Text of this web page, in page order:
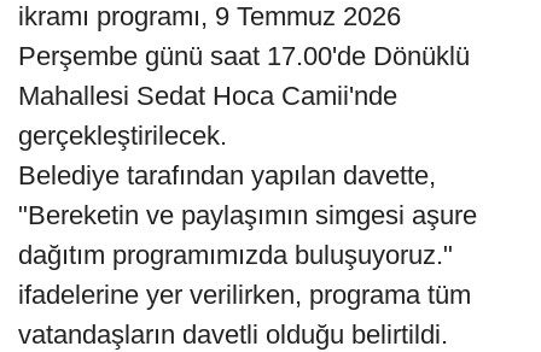
ikramı programı, 9 Temmuz 2026
Perşembe günü saat 17.00'de Dönüklü
Mahallesi Sedat Hoca Camii'nde
gerçekleştirilecek.
Belediye tarafından yapılan davette,
"Bereketin ve paylaşımın simgesi aşure
dağıtım programımızda buluşuyoruz."
ifadelerine yer verilirken, programa tüm
vatandaşların davetli olduğu belirtildi.